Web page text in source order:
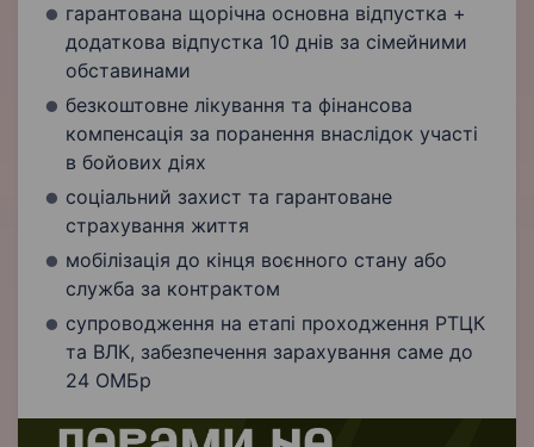
гарантована щорічна основна відпустка +
додаткова відпустка 10 днів за сімейними
обставинами
безкоштовне лікування та фінансова
компенсація за поранення внаслідок участі
в бойових діях
соціальний захист та гарантоване
страхування життя
мобілізація до кінця воєнного стану або
служба за контрактом
супроводження на етапі проходження РТЦК
та ВЛК, забезпечення зарахування саме до
24 ОМБр